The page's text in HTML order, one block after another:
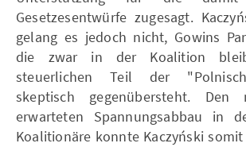
Gesetzesentwürfe zugesagt.
gelang es jedoch nicht, Gowins
die zwar in der Koalition
steuerlichen Teil der
skeptisch gegenübersteht.
erwarteten Spannungsabbau in
Koalitionäre konnte Kaczyński